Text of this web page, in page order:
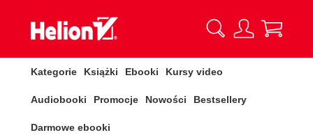
Kategorie Książki Ebooki Kursy video
Audiobooki Promocje Nowości Bestsellery
Darmowe ebooki